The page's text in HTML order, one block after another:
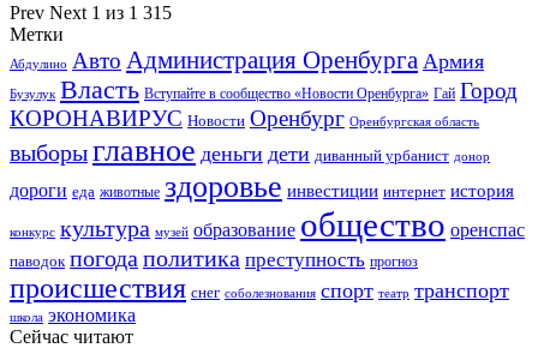
Prev Next 1 из 1 315
Метки
Абдулино Авто Администрация Оренбурга Армия
Бузулук Власть Вступайте в сообщество «Новости Оренбурга» Гай Город
КОРОНАВИРУС Новости Оренбург Оренбургская область
выборыглавное деньги дети диванный урбанист донор
дороги еда животные здоровье инвестиции интернет история
конкурс культура музей образование общество оренспас
паводок погода политика преступность прогноз
происшествия снег соболезнования спорт театр транспорт
школа экономика
Сейчас читают